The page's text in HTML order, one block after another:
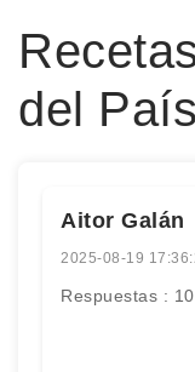
del
Aitor Galán
2025-08-19
Respuestas : 10